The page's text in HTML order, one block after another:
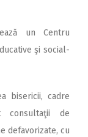
un Centru
şi social-
bisericii, cadre
consultaţii de
defavorizate, cu